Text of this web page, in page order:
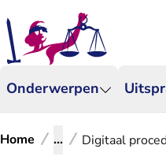
Onderwerpen
Home ... Digitaal